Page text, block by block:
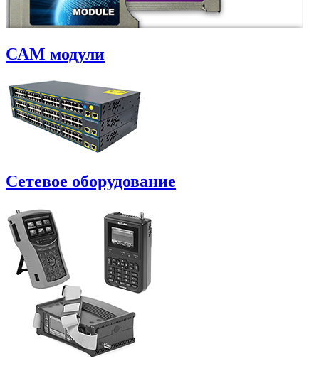
САM модули
Сетевое оборудование